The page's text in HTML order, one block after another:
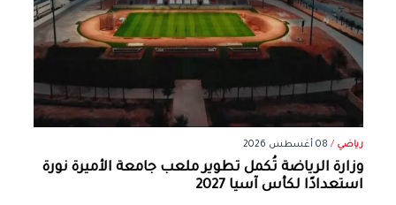
رياضي / 08 أغسطس 2026
وزارة الرياضة تُكمل تطوير ملعب جامعة الأميرة نورة
استعدادًا لكأس آسيا 2027